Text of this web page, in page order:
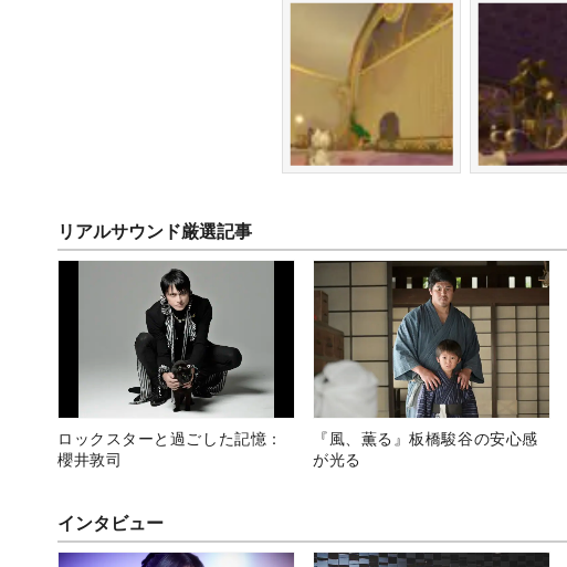
リアルサウンド厳選記事
ロックスターと過ごした記憶：
櫻井敦司
『風、薫る』板橋駿谷の安心感
が光る
インタビュー